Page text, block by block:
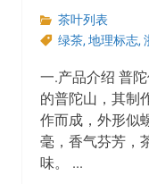
茶叶列表
绿茶, 地理标志,
一.产品介绍 普
的普陀山，其制
作而成，外形似
毫，香气芬芳，
味。 ...